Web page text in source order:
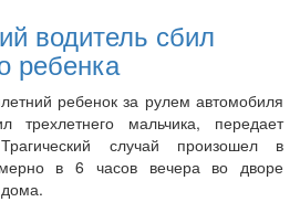
водитель сбил
ребенка
ребенок за рулем автомобиля
трехлетнего мальчика, передает
случай произошел в
в 6 часов вечера во дворе
дома.